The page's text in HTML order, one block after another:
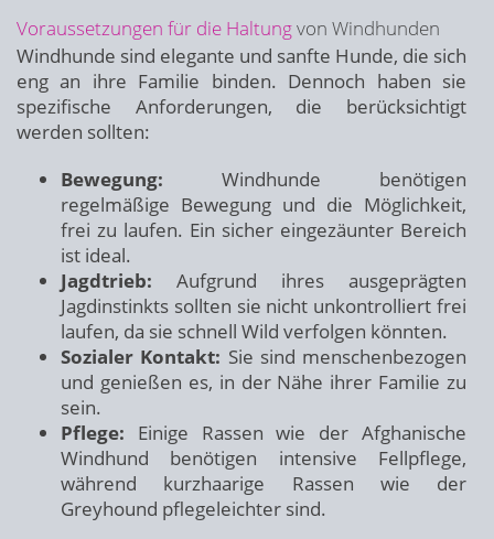
Voraussetzungen für die Haltungvon Windhunden
Windhunde sind elegante und sanfte Hunde, die sich
eng an ihre Familie binden. Dennoch haben sie
spezifische Anforderungen, die berücksichtigt
werden sollten:
Bewegung: Windhunde benötigen
regelmäßige Bewegung und die Möglichkeit,
frei zu laufen. Ein sicher eingezäunter Bereich
ist ideal.
Jagdtrieb: Aufgrund ihres ausgeprägten
Jagdinstinkts sollten sie nicht unkontrolliert frei
laufen, da sie schnell Wild verfolgen könnten.
Sozialer Kontakt: Sie sind menschenbezogen
und genießen es, in der Nähe ihrer Familie zu
sein.
Pflege: Einige Rassen wie der Afghanische
Windhund benötigen intensive Fellpflege,
während kurzhaarige Rassen wie der
Greyhound pflegeleichter sind.